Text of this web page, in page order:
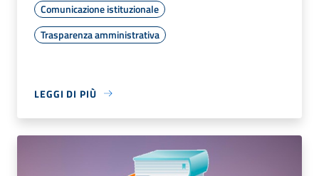
Comunicazione istituzionale
Trasparenza amministrativa
LEGGI DI PIÙ